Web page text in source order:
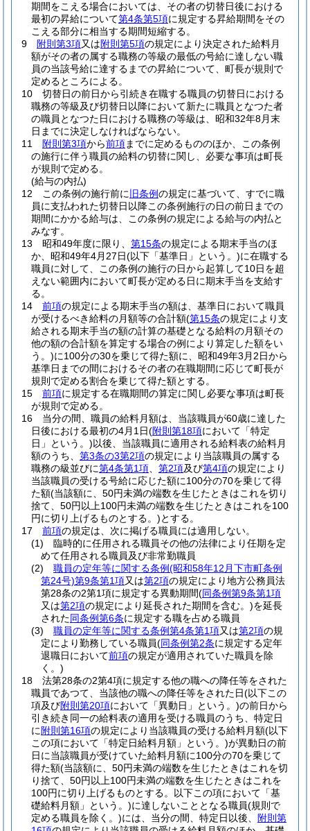
期間をこえる場合においては、その者の切替日後における
最初の昇給について第4条第5項に規定する昇給期間をその
こえる部分に相当する期間短縮する。
9
附則第3項又は附則第5項の規定により決定された給料月
額がその者の属する職務の等級の最低の号給に達しない職
員の当該号給に達するまでの昇給について、町長が規則で
定めるところによる。
10
切替日の前日から引続き在職する職員の切替日における
職務の等級及び切替日以降において新たに職員となつた者
の職員となつた日における職務の等級は、昭和32年8月末
日までに決定しなければならない。
11
附則第3項から前項までに定めるもののほか、この条例
の施行に伴う職員の給料の切替に関し、必要な事項は町長
が規則で定める。
(給与の内払)
12
この条例の施行前に 旧条例の規定に基づいて、すでに職
員に支払われた切替日以降この条例施行の日の前日までの
期間にかかる給与は、この条例の規定による給与の内払と
みなす。
13
昭和49年度に限り、 第15条の規定による期末手当のほ
か、昭和49年4月27日(以下「基準日」という。)に在職する
職員に対して、この条例の施行の日から起算して10日を超
えない範囲内において町長が定める日に期末手当を支給す
る。
14
前項の規定による期末手当の額は、基準日において職員
が受けるべき給料の月額等の合計額(第15条の規定により支
給される期末手当の額の計算の基礎となる給料の月額その
他の額の合計額を算定する場合の例により算定した額をい
う。)に100分の30を乗じて得た額に、昭和49年3月2日から
基準日までの間におけるその者の在職期間に応じて町長が
規則で定める割合を乗じて得た額とする。
15
前項に規定する在職期間の算定に関し必要な事項は町長
が規則で定める。
16
当分の間、職員の給料月額は、当該職員が60歳に達した
日後における最初の4月1日(附則第18項において「特定
日」という。)以後、当該職員に適用される給料表の給料月
額のうち、 第3条の3第2項の規定により当該職員の属する
職務の級並びに第4条第1項 第2項及び第4項の規定により
当該職員の受ける号給に応じた額に100分の70を乗じて得
た額(当該額に、50円未満の端数を生じたときはこれを切り
捨て、50円以上100円未満の端数を生じたときはこれを100
円に切り上げるものとする。)とする。
17
前項の規定は、次に掲げる職員には適用しない。
(1)
臨時的に任用される職員その他の法律により任期を定
めて任用される職員及び非常勤職員
(2)
職員の定年等に関する条例(昭和58年12月下市町条例
第24号)第9条第1項又は第2項の規定により地方公務員法
第28条の2第1項に規定する異動期間(同条例第9条第1項
又は第2項の規定により延長された期間を含む。)を延長
された同条例第6条に規定する職を占める職員
(3)
職員の定年等に関する条例第4条第1項又は第2項の規
定により勤務している職員(同条例第2条に規定する定年
退職日において前項の規定が適用されていた職員を除
く。)
18
法第28条の2第4項に規定する他の職への降任等をされた
職員であつて、当該他の職への降任等をされた日(以下この
項及び附則第20項において「異動日」という。)の前日から
引き続き同一の給料表の適用を受ける職員のうち、特定日
に 附則第16項の規定により当該職員の受ける給料月額(以下
この項において「特定日給料月額」という。)が異動日の前
日に当該職員が受けていた給料月額に100分の70を乗じて
得た額(当該額に、50円未満の端数を生じたときはこれを切
り捨て、50円以上100円未満の端数を生じたときはこれを
100円に切り上げるものとする。以下この項において「基
礎給料月額」という。)に達しないこととなる職員(規則で
定める職員を除く。)には、当分の間、特定日以後、
附則第